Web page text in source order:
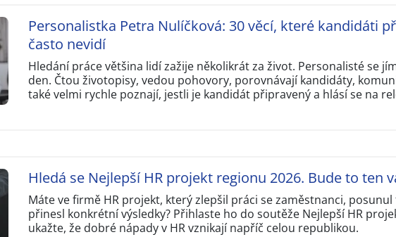
Personalistka Petra Nulíčková: 30 věcí, které kandidáti
často nevidí
Hledání práce většina lidí zažije několikrát za život. Personalisté se
den. Čtou životopisy, vedou pohovory, porovnávají kandidáty,
také velmi rychle poznají, jestli je kandidát připravený a hlásí se na
Hledá se Nejlepší HR projekt regionu 2026. Bude to ten
Máte ve firmě HR projekt, který zlepšil práci se zaměstnanci,
přinesl konkrétní výsledky? Přihlaste ho do soutěže Nejlepší HR
ukažte, že dobré nápady v HR vznikají napříč celou republikou.